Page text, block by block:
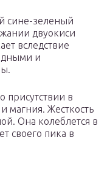
сине-зеленый
двуокиси
вследствие
и
присутствии в
магния. Жесткость
Она колеблется в
своего пика в